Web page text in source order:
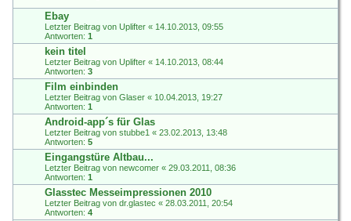
Ebay
Letzter Beitrag von Uplifter « 14.10.2013, 09:55
Antworten: 1
kein titel
Letzter Beitrag von Uplifter « 14.10.2013, 08:44
Antworten: 3
Film einbinden
Letzter Beitrag von Glaser « 10.04.2013, 19:27
Antworten: 1
Android-app´s für Glas
Letzter Beitrag von stubbe1 « 23.02.2013, 13:48
Antworten: 5
Eingangstüre Altbau...
Letzter Beitrag von newcomer « 29.03.2011, 08:36
Antworten: 1
Glasstec Messeimpressionen 2010
Letzter Beitrag von dr.glastec « 28.03.2011, 20:54
Antworten: 4